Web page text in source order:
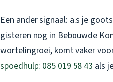
Een ander signaal: als je
gisteren nog in Bebouwde
wortelingroei, komt vaker
spoedhulp: 085 019 58 43 als